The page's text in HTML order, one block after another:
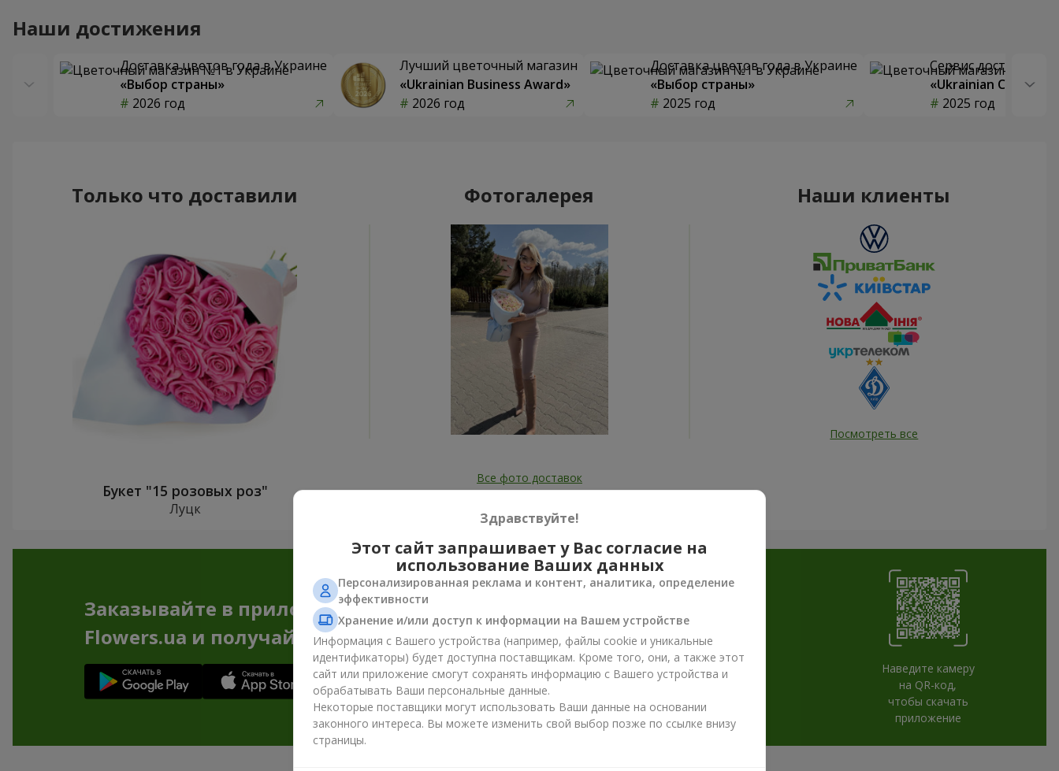
Наши достижения
Доставка цветов года в Украине
«Выбор страны»
2026 год
Лучший цветочный магазин
«Ukrainian Business Award»
2026 год
Доставка цветов года в Украине
«Выбор страны»
2025 год
Сервис доставки
«Ukrainian Choice»
2025 год
Только что доставили
Букет "15 розовых роз"
Луцк
Фотогалерея
Все фото доставок
Наши клиенты
Посмотреть все
Заказывайте в приложении
Flowers.ua и получайте бонусы
Наведите камеру
на QR-код,
чтобы скачать
приложение
Здравствуйте!
Этот сайт запрашивает у Вас согласие на
использование Ваших данных
Персонализированная реклама и контент, аналитика, определение
эффективности
Хранение и/или доступ к информации на Вашем устройстве
Информация с Вашего устройства (например, файлы cookie и уникальные
идентификаторы) будет доступна поставщикам. Кроме того, они, а также этот
сайт или приложение смогут сохранять информацию с Вашего устройства и
обрабатывать Ваши персональные данные.
Некоторые поставщики могут использовать Ваши данные на основании
законного интереса. Вы можете изменить свой выбор позже по ссылке внизу
страницы.